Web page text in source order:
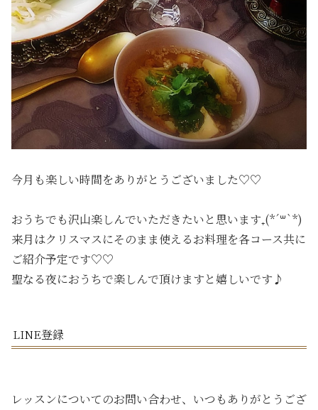
今月も楽しい時間をありがとうございました♡♡
おうちでも沢山楽しんでいただきたいと思います₊(*´꒳`*)
来月はクリスマスにそのまま使えるお料理を各コース共に
ご紹介予定です♡♡
聖なる夜におうちで楽しんで頂けますと嬉しいです♪
LINE登録
レッスンについてのお問い合わせ、いつもありがとうござ